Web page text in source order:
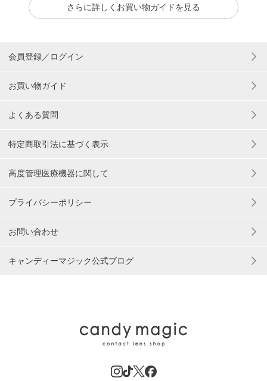
さらに詳しくお買い物ガイドを見る
会員登録／ログイン
お買い物ガイド
よくある質問
特定商取引法に基づく表示
高度管理医療機器に関して
プライバシーポリシー
お問い合わせ
キャンディーマジック公式ブログ